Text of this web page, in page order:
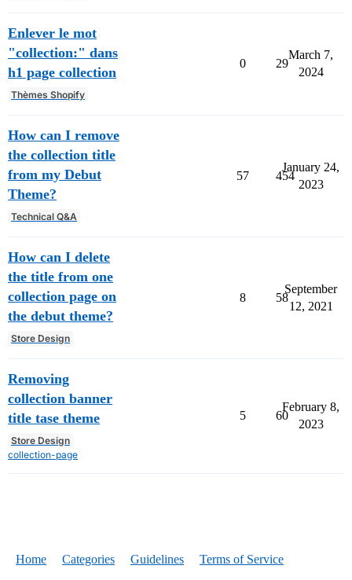
Enlever le mot
"collection:" dans
h1 page collection
Thèmes Shopify
0 29
March 7,
2024
How can I remove
the collection title
from my Debut
Theme?
Technical Q&A
57 454
January 24,
2023
How can I delete
the title from one
collection page on
the debut theme?
Store Design
8 58
September
12, 2021
Removing
collection banner
title tase theme
Store Design
collection-page
5 60
February 8,
2023
Home Categories Guidelines Terms of Service